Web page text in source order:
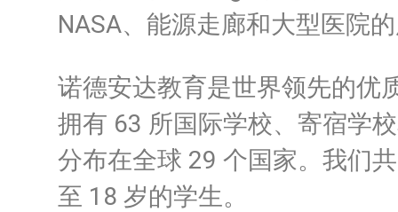
NASA、能源走廊和大型医院
诺德安达教育是世界领先的优
拥有 63 所国际学校、寄宿学
分布在全球 29 个国家。 我们
至 18 岁的学生。